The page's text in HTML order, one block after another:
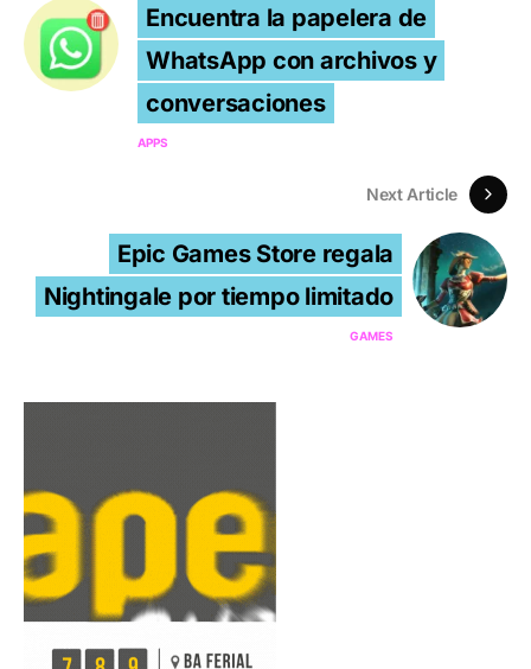
Encuentra la papelera de
WhatsApp con archivos y
conversaciones
APPS
Next Article
Epic Games Store regala
Nightingale por tiempo limitado
GAMES